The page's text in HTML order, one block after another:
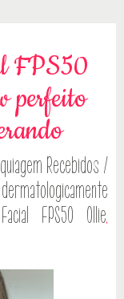
FPS50
perfeito
Recebidos /
dermatologicamente
FPS50 Ollie,